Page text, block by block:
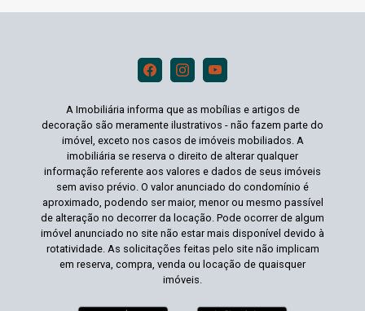
A Imobiliária informa que as mobílias e artigos de
decoração são meramente ilustrativos - não fazem parte do
imóvel, exceto nos casos de imóveis mobiliados. A
imobiliária se reserva o direito de alterar qualquer
informação referente aos valores e dados de seus imóveis
sem aviso prévio. O valor anunciado do condomínio é
aproximado, podendo ser maior, menor ou mesmo passível
de alteração no decorrer da locação. Pode ocorrer de algum
imóvel anunciado no site não estar mais disponível devido à
rotatividade. As solicitações feitas pelo site não implicam
em reserva, compra, venda ou locação de quaisquer
imóveis.